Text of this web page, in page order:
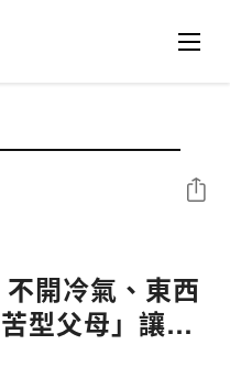
開冷氣、東西
型父母」讓你
TWATUTIAN
Share